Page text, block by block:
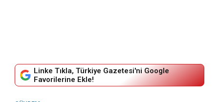
Linke Tıkla, Türkiye Gazetesi'ni Google
Favorilerine Ekle!